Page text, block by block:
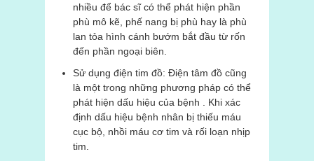
nhiều để bác sĩ có thể phát hiện phần
phù mô kẽ, phế nang bị phù hay là phù
lan tỏa hình cánh bướm bắt đầu từ rốn
đến phần ngoại biên.
Sử dụng điện tim đồ: Điện tâm đồ cũng
là một trong những phương pháp có thể
phát hiện dấu hiệu của bệnh . Khi xác
định dấu hiệu bệnh nhân bị thiếu máu
cục bộ, nhồi máu cơ tim và rối loạn nhịp
tim.